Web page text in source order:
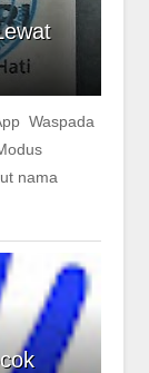
Waspada
nama